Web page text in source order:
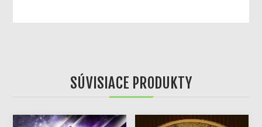
SÚVISIACE PRODUKTY